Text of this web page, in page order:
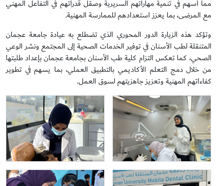
مما أسهم في تنمية مهاراتهم السريرية وصقل قدراتهم في التفاعل المهني
مع المرضى، بما يعزز استعدادهم للممارسة المهنية.
وتؤكد هذه الزيارة الدور المحوري الذي تضطلع به عيادة جامعة عجمان
المتنقلة لطب الأسنان في توفير الخدمات الصحية إلى المجتمع ونشر الوعي
الصحي، كما تعكس التزام كلية طب الأسنان بجامعة عجمان بإعداد طلبتها
من خلال دمج التعلم الأكاديمي بالتطبيق العملي، بما يسهم في تطوير
كفاءاتهم المهنية وتعزيز جاهزيتهم لسوق العمل.